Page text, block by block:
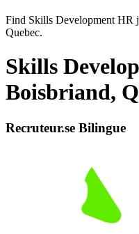
Find Skills Development HR
Quebec.
Skills
Boisbriand,
Recruteur.se Bilingue